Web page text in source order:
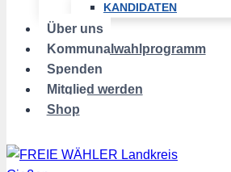
KANDIDATEN
Über uns
Kommunalwahlprogramm
Spenden
Mitglied werden
Shop